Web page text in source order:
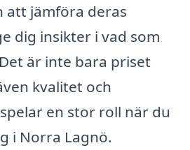
att jämföra deras
dig insikter i vad som
är inte bara priset
kvalitet och
en stor roll när du
i Norra Lagnö.